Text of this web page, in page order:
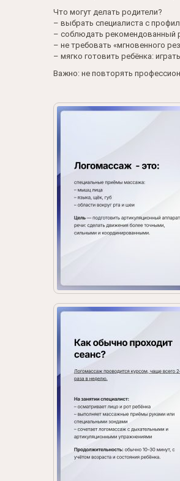
Что могут делать родители?
– выбрать специалиста с
– соблюдать рекомендованный
– не требовать «мгновенного
– мягко готовить ребёнка:
Важно: не повторять